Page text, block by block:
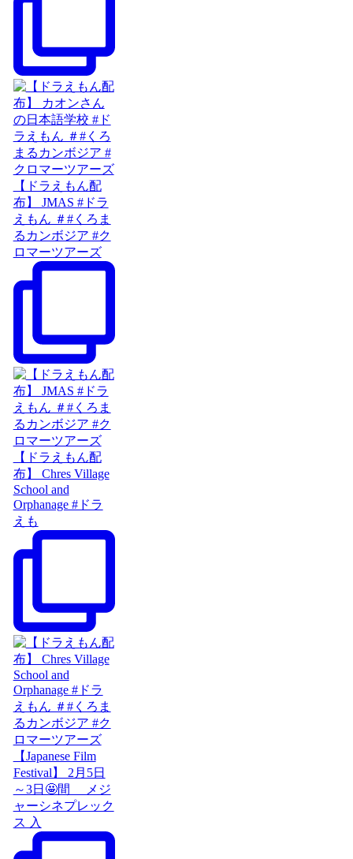
【ドラえもん配
布】 JMAS #ドラ
えもん ＃#くろま
るカンボジア #ク
ロマーツアーズ
【ドラえもん配
布】 Chres Village
School and
Orphanage #ドラ
えも
【Japanese Film
Festival】 2月5日
～3日🤩間 メジ
ャーシネプレック
ス 入